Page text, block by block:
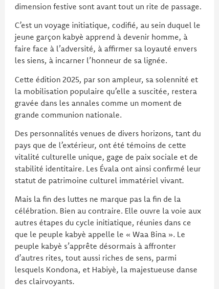
dimension festive sont avant tout un rite de passage.
C’est un voyage initiatique, codifié, au sein duquel le
jeune garçon kabyè apprend à devenir homme, à
faire face à l’adversité, à affirmer sa loyauté envers
les siens, à incarner l’honneur de sa lignée.
Cette édition 2025, par son ampleur, sa solennité et
la mobilisation populaire qu’elle a suscitée, restera
gravée dans les annales comme un moment de
grande communion nationale.
Des personnalités venues de divers horizons, tant du
pays que de l’extérieur, ont été témoins de cette
vitalité culturelle unique, gage de paix sociale et de
stabilité identitaire. Les Évala ont ainsi confirmé leur
statut de patrimoine culturel immatériel vivant.
Mais la fin des luttes ne marque pas la fin de la
célébration. Bien au contraire. Elle ouvre la voie aux
autres étapes du cycle initiatique, réunies dans ce
que le peuple kabyè appelle le « Waa Bina ». Le
peuple kabyè s’apprête désormais à affronter
d’autres rites, tout aussi riches de sens, parmi
lesquels Kondona, et Habiyè, la majestueuse danse
des clairvoyants.